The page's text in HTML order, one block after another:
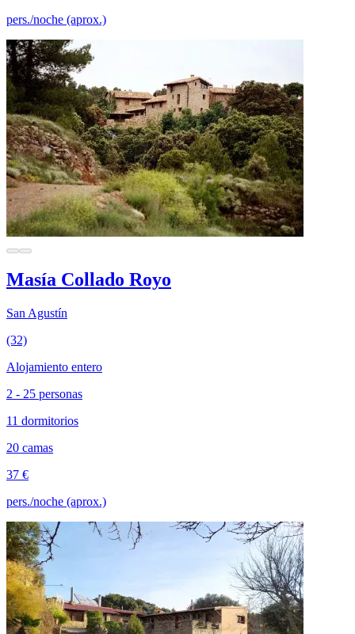
pers./noche (aprox.)
Masía Collado Royo
San Agustín
(32)
Alojamiento entero
2 - 25 personas
11 dormitorios
20 camas
37 €
pers./noche (aprox.)